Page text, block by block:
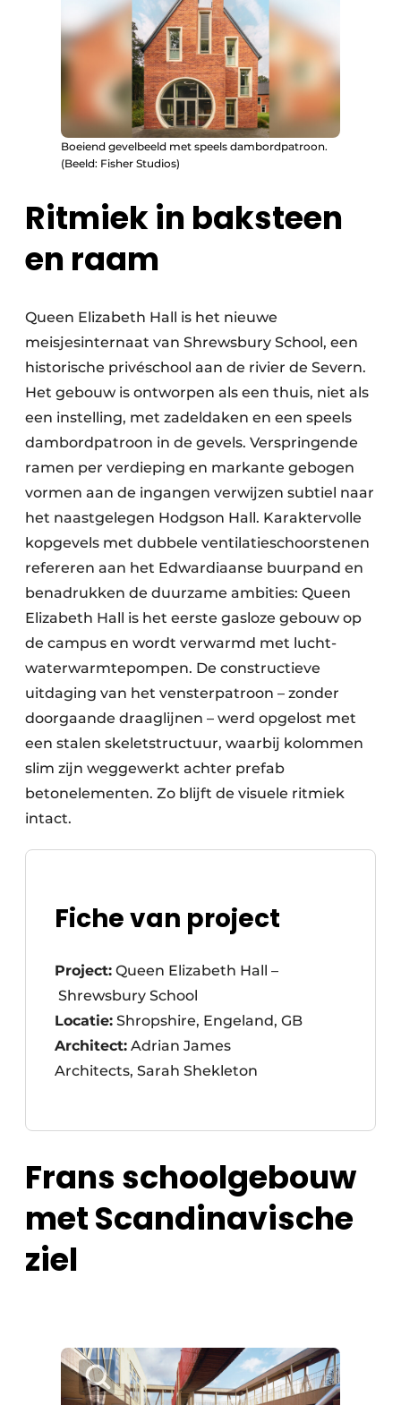
Boeiend gevelbeeld met speels dambordpatroon.
(Beeld: Fisher Studios)
Ritmiek in baksteen
en raam
Queen Elizabeth Hall is het nieuwe
meisjesinternaat van Shrewsbury School, een
historische privéschool aan de rivier de Severn.
Het gebouw is ontworpen als een thuis, niet als
een instelling, met zadeldaken en een speels
dambordpatroon in de gevels. Verspringende
ramen per verdieping en markante gebogen
vormen aan de ingangen verwijzen subtiel naar
het naastgelegen Hodgson Hall. Karaktervolle
kopgevels met dubbele ventilatieschoorstenen
refereren aan het Edwardiaanse buurpand en
benadrukken de duurzame ambities: Queen
Elizabeth Hall is het eerste gasloze gebouw op
de campus en wordt verwarmd met lucht-
waterwarmtepompen. De constructieve
uitdaging van het vensterpatroon – zonder
doorgaande draaglijnen – werd opgelost met
een stalen skeletstructuur, waarbij kolommen
slim zijn weggewerkt achter prefab
betonelementen. Zo blijft de visuele ritmiek
intact.
Fiche van project
Project: Queen Elizabeth Hall –
Shrewsbury School
Locatie: Shropshire, Engeland, GB
Architect: Adrian James
Architects, Sarah Shekleton
Frans schoolgebouw
met Scandinavische
ziel